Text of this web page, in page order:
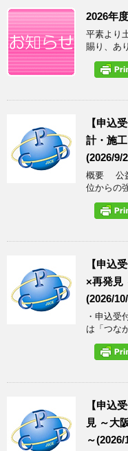
2026年
平素より
賜り、あ
【申込
計・施
(2026/9/
概要 公
位からの
【申込
×再発見
(2026/
・申込
は「つな
【申込
見 ～大
～(2026/